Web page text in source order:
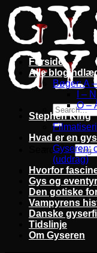
Fortsæt
til
indhold
Search for:
Forside
Alle
Bøger: A
I – N
O –
Stephen King
Hvad er en
Gyseren:
(uddrag)
Hvorfor
Gys og eventyr
Den gotiske
Vampyrens
Danske
Tidslinje
Om Gyseren